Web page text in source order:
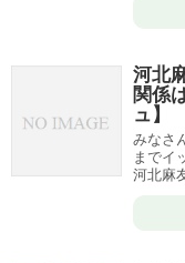
河北
関係
ュ】
みなさ
までイ
河北麻